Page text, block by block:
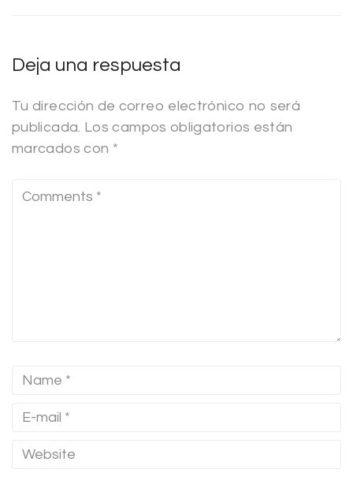
Deja una respuesta
Tu dirección de correo electrónico no será
publicada. Los campos obligatorios están
marcados con *